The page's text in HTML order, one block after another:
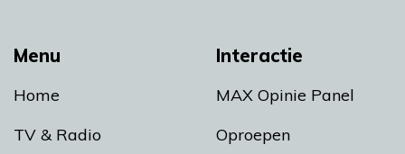
Menu
Home
TV & Radio
Interactie
MAX Opinie Panel
Oproepen